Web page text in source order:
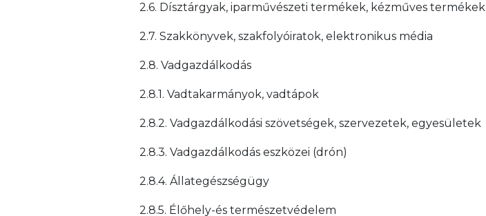
2.6. Dísztárgyak, iparművészeti termékek, kézműves termékek
2.7. Szakkönyvek, szakfolyóiratok, elektronikus média
2.8. Vadgazdálkodás
2.8.1. Vadtakarmányok, vadtápok
2.8.2. Vadgazdálkodási szövetségek, szervezetek, egyesületek
2.8.3. Vadgazdálkodás eszközei (drón)
2.8.4. Állategészségügy
2.8.5. Élőhely-és természetvédelem